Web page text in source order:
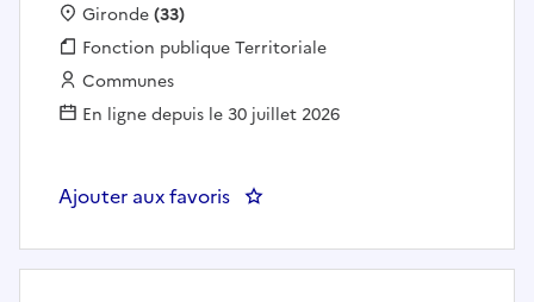
Localisation :
Gironde(33)
Fonction publique :
Fonction publique Territoriale
Employeur :
Communes
En ligne depuis le 30 juillet 2026
Ajouter aux favoris : Agent Technique Territorial